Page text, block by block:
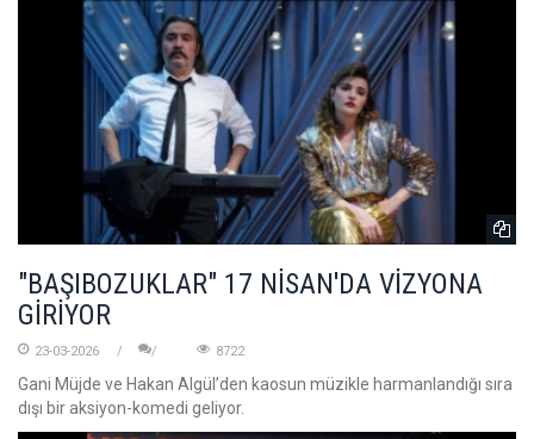
"BAŞIBOZUKLAR" 17 NİSAN'DA VİZYONA
GİRİYOR
23-03-2026 8722
Gani Müjde ve Hakan Algül’den kaosun müzikle harmanlandığı sıra
dışı bir aksiyon-komedi geliyor.